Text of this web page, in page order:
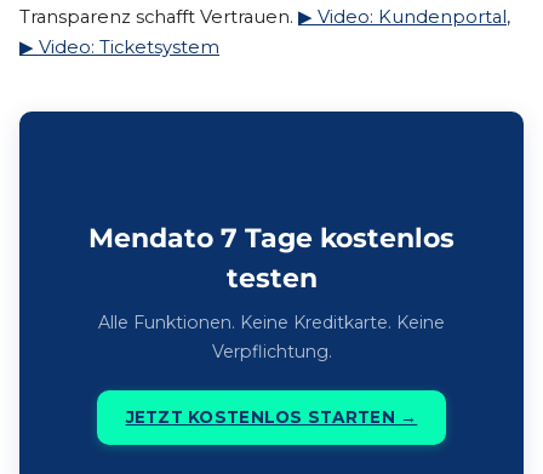
Transparenz schafft Vertrauen. ▶ Video: Kundenportal ,
▶ Video: Ticketsystem
Mendato 7 Tage kostenlos
testen
Alle Funktionen. Keine Kreditkarte. Keine
Verpflichtung.
JETZT KOSTENLOS STARTEN →